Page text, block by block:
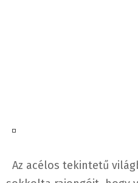
Az acélos tekintetű